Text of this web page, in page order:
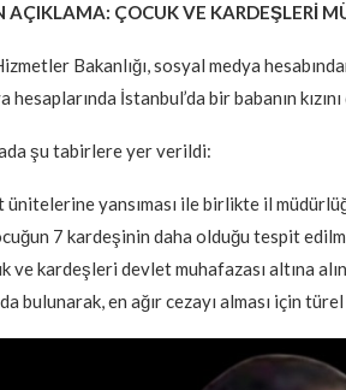
AÇIKLAMA: ÇOCUK VE KARDEŞLERİ
Bakanlığı, sosyal medya
hesaplarında İstanbul’da bir babanın
şu tabirlere yer verildi:
ünitelerine yansıması ile birlikte il
7 kardeşinin daha olduğu tespit
ve kardeşleri devlet muhafazası altına
bulunarak, en ağır cezayı alması için